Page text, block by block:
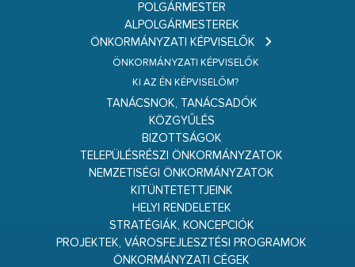
POLGÁRMESTER
ALPOLGÁRMESTEREK
ÖNKORMÁNYZATI KÉPVISELŐK
ÖNKORMÁNYZATI KÉPVISELŐK
KI AZ ÉN KÉPVISELŐM?
TANÁCSNOK, TANÁCSADÓK
KÖZGYŰLÉS
BIZOTTSÁGOK
TELEPÜLÉSRÉSZI ÖNKORMÁNYZATOK
NEMZETISÉGI ÖNKORMÁNYZATOK
KITÜNTETETTJEINK
HELYI RENDELETEK
STRATÉGIÁK, KONCEPCIÓK
PROJEKTEK, VÁROSFEJLESZTÉSI PROGRAMOK
ÖNKORMÁNYZATI CÉGEK